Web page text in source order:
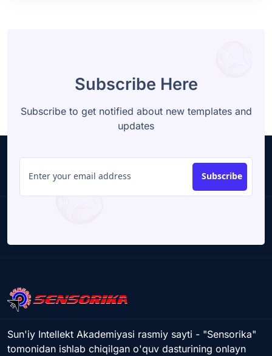
Subscribe Here
Subscribe to get notified about new templates and
updates
Subscribe
Sun'iy Intellekt Akademiyasi rasmiy sayti - "Sensorika"
tomonidan ishlab chiqilgan o'quv dasturining onlayn